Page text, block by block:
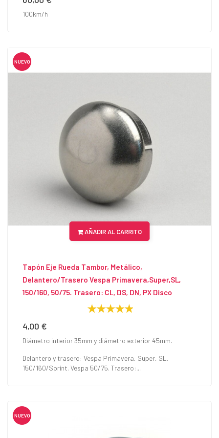
100km/h
NUEVO
AÑADIR AL CARRITO
Tapón Eje Rueda Tambor, Metálico,
Delantero/Trasero Vespa Primavera,Super,SL,
150/160, 50/75. Trasero: CL, DS, DN, PX Disco
Precio
4,00 €
Diámetro interior 35mm y diámetro exterior 45mm.
Delantero y trasero: Vespa Primavera, Super, SL,
150/160/Sprint. Vespa 50/75. Trasero:...
NUEVO